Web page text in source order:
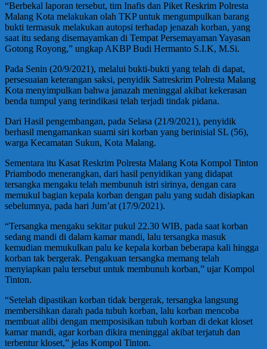
“Berbekal laporan tersebut, tim Inafis dan Piket Reskrim Polresta
Malang Kota melakukan olah TKP untuk mengumpulkan barang
bukti termasuk melakukan autopsi terhadap jenazah korban, yang
saat itu sedang disemayamkan di Tempat Persemayaman Yayasan
Gotong Royong,” ungkap AKBP Budi Hermanto S.I.K, M.Si.
Pada Senin (20/9/2021), melalui bukti-bukti yang telah di dapat,
persesuaian keterangan saksi, penyidik Satreskrim Polresta Malang
Kota menyimpulkan bahwa janazah meninggal akibat kekerasan
benda tumpul yang terindikasi telah terjadi tindak pidana.
Dari Hasil pengembangan, pada Selasa (21/9/2021), penyidik
berhasil mengamankan suami siri korban yang berinisial SL (56),
warga Kecamatan Sukun, Kota Malang.
Sementara itu Kasat Reskrim Polresta Malang Kota Kompol Tinton
Priambodo menerangkan, dari hasil penyidikan yang didapat
tersangka mengaku telah membunuh istri sirinya, dengan cara
memukul bagian kepala korban dengan palu yang sudah disiapkan
sebelumnya, pada hari Jum’at (17/9/2021).
“Tersangka mengaku sekitar pukul 22.30 WIB, pada saat korban
sedang mandi di dalam kamar mandi, lalu tersangka masuk
kemudian memukulkan palu ke kepala korban beberapa kali hingga
korban tak bergerak. Pengakuan tersangka memang telah
menyiapkan palu tersebut untuk membunuh korban,” ujar Kompol
Tinton.
“Setelah dipastikan korban tidak bergerak, tersangka langsung
membersihkan darah pada tubuh korban, lalu korban mencoba
membuat alibi dengan memposisikan tubuh korban di dekat kloset
kamar mandi, agar korban dikira meninggal akibat terjatuh dan
terbentur kloset,” jelas Kompol Tinton.